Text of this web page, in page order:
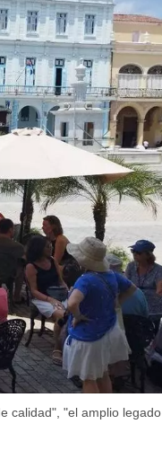
calidad", "el amplio legado